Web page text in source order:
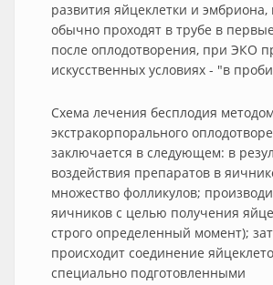
развития яйцеклетки и эмбриона,
обычно проходят в трубе в
после оплодотворения, при ЭКО
искусственных условиях - "в
Схема лечения бесплодия методом
экстракорпорального
заключается в следующем: в
воздействия препаратов в
множество фолликулов;
яичников с целью получения
строго определенный момент);
происходит соединение
специально подготовленными